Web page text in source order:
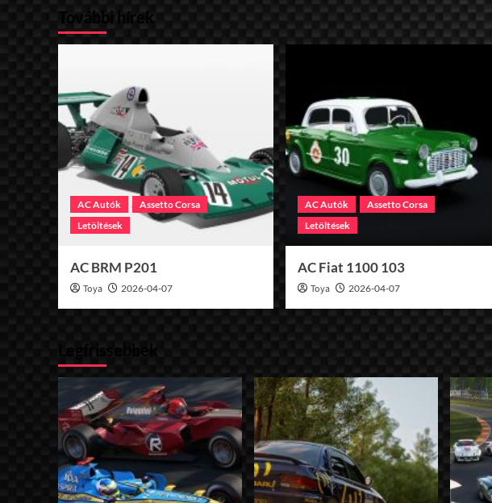
További hírek
AC Autók
Assetto Corsa
Letöltések
AC BRM P201
Toya 2026-04-07
AC Autók
Assetto Corsa
Letöltések
AC Fiat 1100 103
Toya 2026-04-07
Legfrissebbek